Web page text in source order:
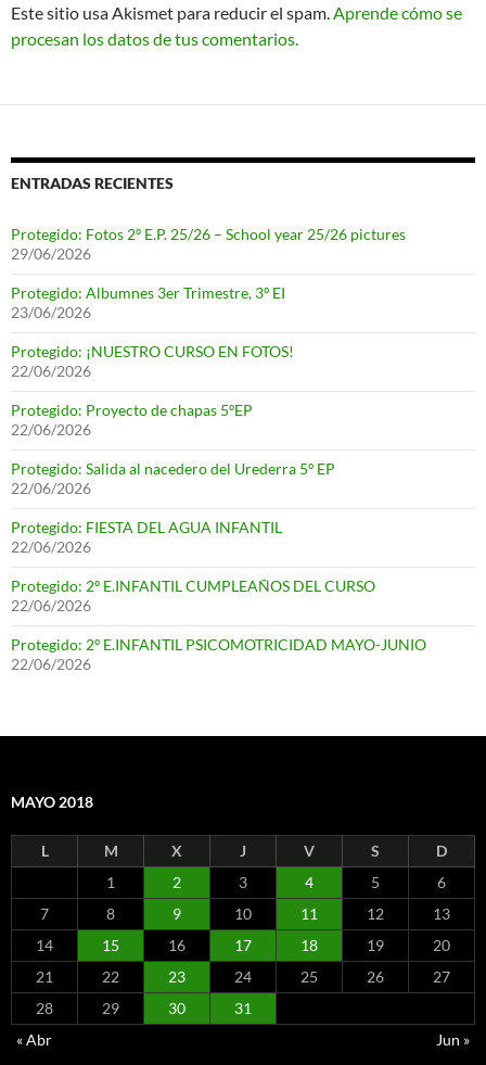
Este sitio usa Akismet para reducir el spam.Aprende cómo se
procesan los datos de tus comentarios.
ENTRADAS RECIENTES
Protegido: Fotos 2º E.P. 25/26 – School year 25/26 pictures
29/06/2026
Protegido: Albumnes 3er Trimestre, 3º EI
23/06/2026
Protegido: ¡NUESTRO CURSO EN FOTOS!
22/06/2026
Protegido: Proyecto de chapas 5ºEP
22/06/2026
Protegido: Salida al nacedero del Urederra 5º EP
22/06/2026
Protegido: FIESTA DEL AGUA INFANTIL
22/06/2026
Protegido: 2º E.INFANTIL CUMPLEAÑOS DEL CURSO
22/06/2026
Protegido: 2º E.INFANTIL PSICOMOTRICIDAD MAYO-JUNIO
22/06/2026
MAYO 2018
L M X J V S
D
1
2 3 4 5
6
7
8 9 10 11 12
13
14
15 16 17 18 19
20
21
22 23 24 25 26
27
28
29 30
31
« Abr
Jun »